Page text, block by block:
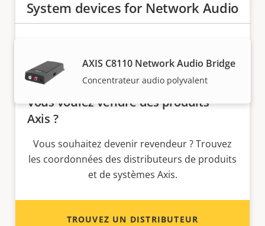
System devices for Network Audio
AXIS C8110 Network Audio Bridge
Concentrateur audio polyvalent
Vous voulez vendre des produits
Axis ?
Vous souhaitez devenir revendeur ? Trouvez
les coordonnées des distributeurs de produits
et de systèmes Axis.
TROUVEZ UN DISTRIBUTEUR